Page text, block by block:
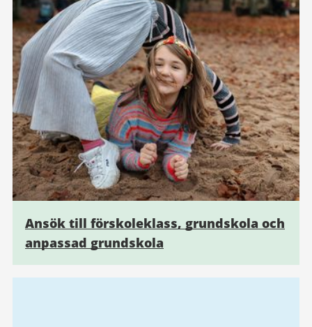
Ansök till förskoleklass, grundskola och
anpassad grundskola